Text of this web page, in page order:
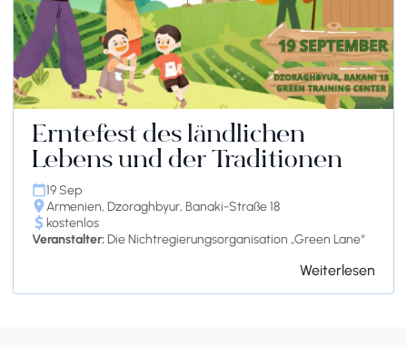
Erntefest des ländlichen
Lebens und der Traditionen
19 Sep
Armenien, Dzoraghbyur, Banaki-Straße 18
kostenlos
Veranstalter:Die Nichtregierungsorganisation „Green Lane“
Weiterlesen